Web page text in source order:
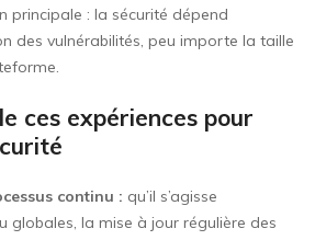
principale : la sécurité dépend
des vulnérabilités, peu importe la taille
ces expériences pour
continu : qu’il s’agisse
globales, la mise à jour régulière des